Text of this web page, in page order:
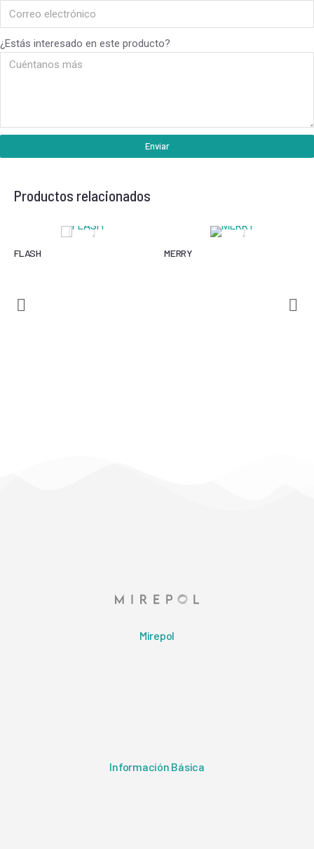
¿Estás interesado en este producto?
Enviar
Productos relacionados
FLASH MERRY
Mirepol
Información Básica